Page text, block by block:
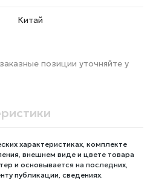
Китай
позиции уточняйте у
характеристиках, комплекте
внешнем виде и цвете товара
и основывается на последних,
публикации, сведениях.